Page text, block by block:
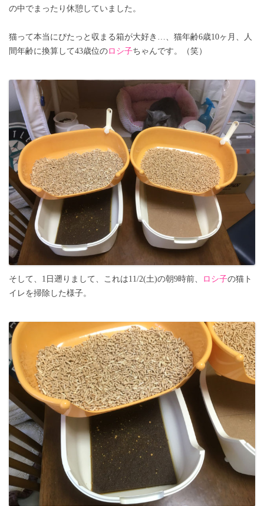
の中でまったり休憩していました。
猫って本当にぴたっと収まる箱が大好き…、猫年齢6歳10ヶ月、人
間年齢に換算して43歳位のロシ子ちゃんです。（笑）
そして、1日遡りまして、これは11/2(土)の朝9時前、 ロシ子の猫ト
イレを掃除した様子。